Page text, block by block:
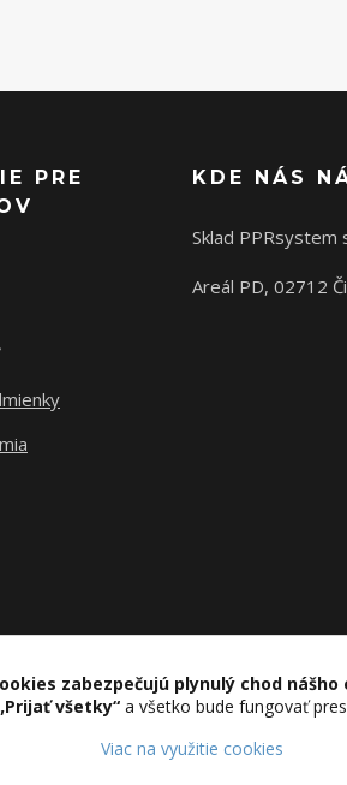
PRE
KDE NÁS
Sklad PPRsystem
Areál PD, 02712
Upravit sběr cookies.
zabezpečujú plynulý chod nášho
všetky“ a všetko bude fungovať
Viac na využitie cookies